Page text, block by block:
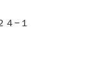
４−１